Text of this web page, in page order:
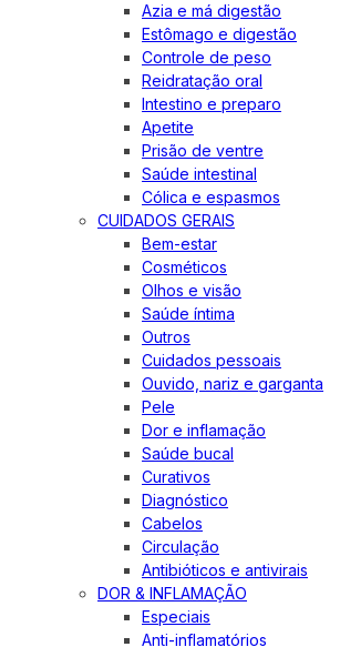
Azia e má digestão
Estômago e digestão
Controle de peso
Reidratação oral
Intestino e preparo
Apetite
Prisão de ventre
Saúde intestinal
Cólica e espasmos
CUIDADOS GERAIS
Bem-estar
Cosméticos
Olhos e visão
Saúde íntima
Outros
Cuidados pessoais
Ouvido, nariz e garganta
Pele
Dor e inflamação
Saúde bucal
Curativos
Diagnóstico
Cabelos
Circulação
Antibióticos e antivirais
DOR & INFLAMAÇÃO
Especiais
Anti-inflamatórios